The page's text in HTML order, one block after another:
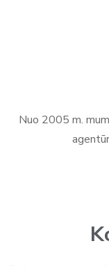
Nuo 2005 m.